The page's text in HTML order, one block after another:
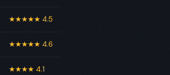
★★★★★ 4.5
★★★★★ 4.6
★★★★ 4.1